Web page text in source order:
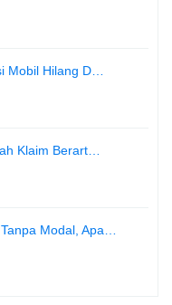
Mobil Hilang D…
Klaim Berart…
Modal, Apa…